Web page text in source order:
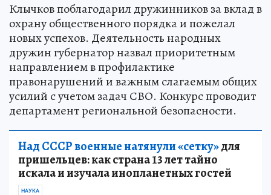
Клычков поблагодарил дружинников за вклад в
охрану общественного порядка и пожелал
новых успехов. Деятельность народных
дружин губернатор назвал приоритетным
направлением в профилактике
правонарушений и важным слагаемым общих
усилий с учетом задач СВО. Конкурс проводит
департамент региональной безопасности.
Над СССР военные натянули «сетку»для
пришельцев: как страна 13 лет тайно
искала и изучала инопланетных гостей
НАУКА